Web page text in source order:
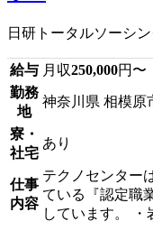
日研トータルソーシ
給与 月収250,000円〜
勤務
地
神奈川県 相模原
寮・
社宅
あり
仕事
内容
テクノセンター
ている『認定職
しています。 ・